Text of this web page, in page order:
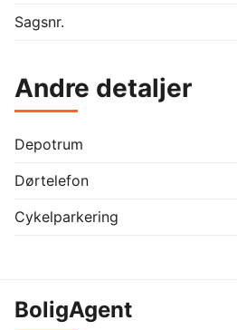
Sagsnr.
Andre detaljer
Depotrum
Dørtelefon
Cykelparkering
BoligAgent